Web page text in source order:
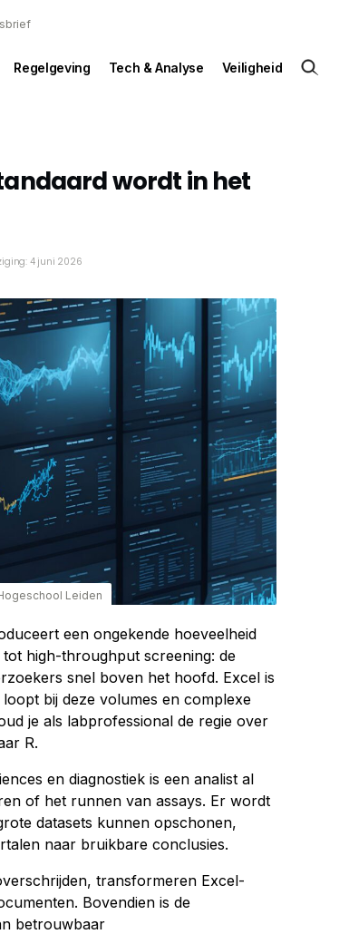
Regelgeving Tech & Analyse Veiligheid
wordt in het
4 juni 2026
Leiden
een ongekende hoeveelheid
high-throughput screening: de
snel boven het hoofd. Excel is
bij deze volumes en complexe
je als labprofessional de regie over
R.
en diagnostiek is een analist al
of het runnen van assays. Er wordt
datasets kunnen opschonen,
naar bruikbare conclusies.
transformeren Excel-
Bovendien is de
betrouwbaar